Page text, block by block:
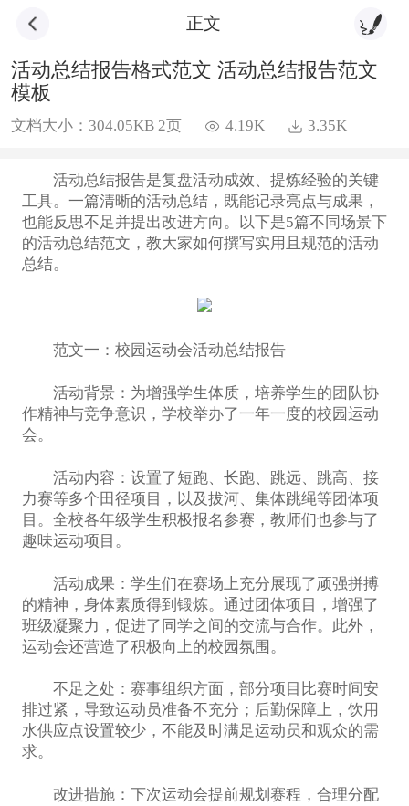
正文
活动总结报告格式范文 活动总结报告范文
模板
文档大小：304.05KB 2页 4.19K 3.35K
活动总结报告是复盘活动成效、提炼经验的关键
工具。一篇清晰的活动总结，既能记录亮点与成果，
也能反思不足并提出改进方向。以下是5篇不同场景下
的活动总结范文，教大家如何撰写实用且规范的活动
总结。
范文一：校园运动会活动总结报告
活动背景：为增强学生体质，培养学生的团队协
作精神与竞争意识，学校举办了一年一度的校园运动
会。
活动内容：设置了短跑、长跑、跳远、跳高、接
力赛等多个田径项目，以及拔河、集体跳绳等团体项
目。全校各年级学生积极报名参赛，教师们也参与了
趣味运动项目。
活动成果：学生们在赛场上充分展现了顽强拼搏
的精神，身体素质得到锻炼。通过团体项目，增强了
班级凝聚力，促进了同学之间的交流与合作。此外，
运动会还营造了积极向上的校园氛围。
不足之处：赛事组织方面，部分项目比赛时间安
排过紧，导致运动员准备不充分；后勤保障上，饮用
水供应点设置较少，不能及时满足运动员和观众的需
求。
改进措施：下次运动会提前规划赛程，合理分配